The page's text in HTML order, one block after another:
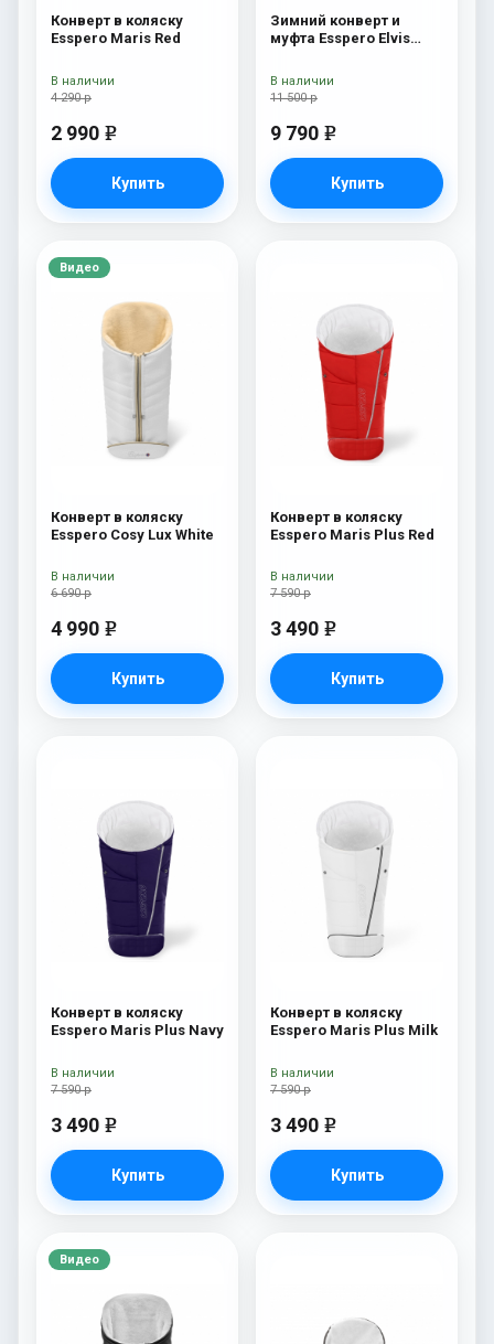
Конверт в коляску
Esspero Maris Red
4 290 р
2 990 e
Купить
В наличии
Зимний конверт и
муфта Esspero Elvis
11 500 р
9 790 e
Купить
В наличии
Видео
Конверт в коляску
Esspero Cosy Lux White
6 690 р
4 990 e
Купить
В наличии
Конверт в коляску
Esspero Maris Plus Red
7 590 р
3 490 e
Купить
В наличии
Конверт в коляску
Esspero Maris Plus Navy
7 590 р
3 490 e
Купить
В наличии
Конверт в коляску
Esspero Maris Plus Milk
7 590 р
3 490 e
Купить
В наличии
Видео